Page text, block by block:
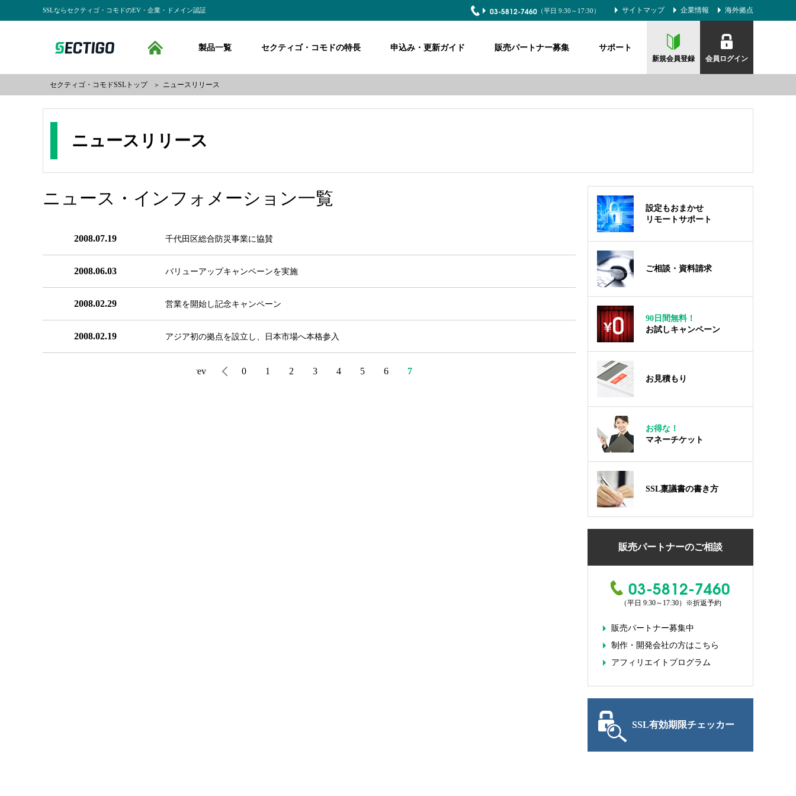
SSLならセクティゴ・コモドのEV・企業・ドメイン認証 03-5812-7460 （平日 9:30～17:30） サイトマップ 企業情報 海外拠点
SECTIGO formerly COMODO
新規会員登録 会員ログイン
HOME
製品一覧 セクティゴ・コモドの特長 申込み・更新ガイド 販売パートナー募集 サポート
セクティゴ・コモドSSLトップ ＞ ニュースリリース
ニュースリリース
ニュース・インフォメーション一覧
2008.07.19 千代田区総合防災事業に協賛
2008.06.03 バリューアップキャンペーンを実施
2008.02.29 営業を開始し記念キャンペーン
2008.02.19 アジア初の拠点を設立し、日本市場へ本格参入
prev 0 1 2 3 4 5 6 7
設定もおまかせ
リモートサポート
ご相談・資料請求
90日間無料！
お試しキャンペーン
お見積もり
お得な！
マネーチケット
SSL稟議書の書き方
販売パートナーのご相談
03-5812-7460
（平日 9:30～17:30） ※折返予約
販売パートナー募集中
制作・開発会社の方はこちら
アフィリエイトプログラム
SSL有効期限チェッカー